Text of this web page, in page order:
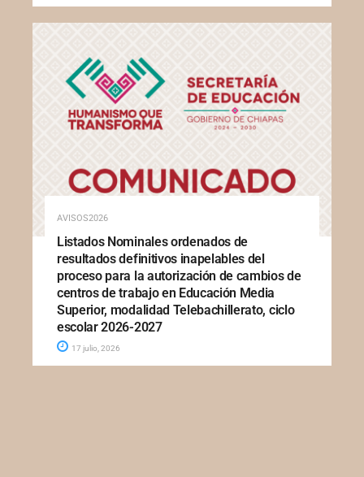
AVISOS2026
Listados Nominales ordenados de
resultados definitivos inapelables del
proceso para la autorización de cambios de
centros de trabajo en Educación Media
Superior, modalidad Telebachillerato, ciclo
escolar 2026-2027
17 julio, 2026